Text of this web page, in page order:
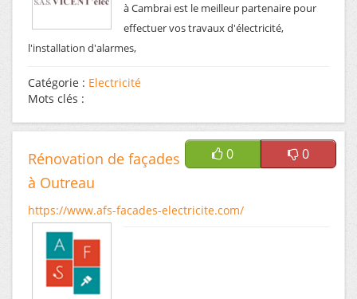
à Cambrai est le meilleur partenaire pour
effectuer vos travaux d'électricité,
l'installation d'alarmes,
Catégorie : Electricité
Mots clés :
0 0
Rénovation de façades
à Outreau
https://www.afs-facades-electricite.com/